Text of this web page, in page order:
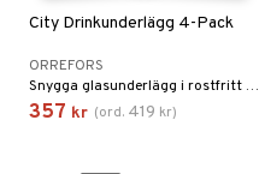
City Drinkunderlägg 4-Pack
ORREFORS
Snygga glasunderlägg i rostfritt stål.
357 kr (ord. 419 kr)